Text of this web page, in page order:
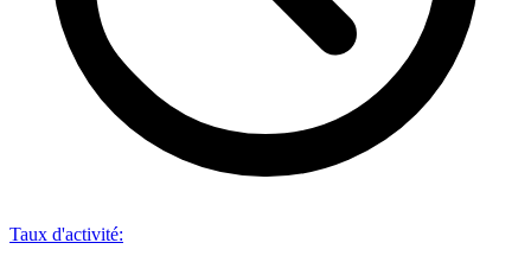
Taux d'activité: